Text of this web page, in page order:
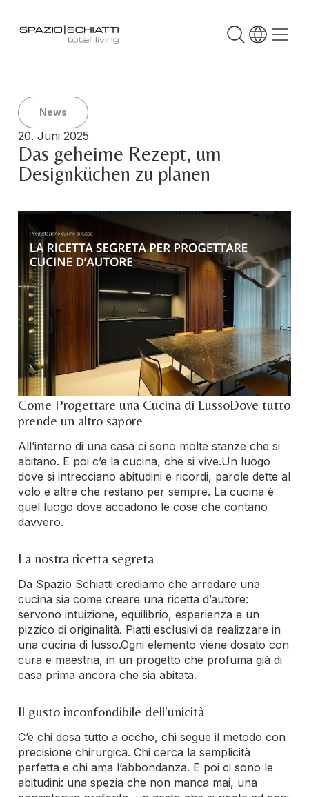
News
20. Juni 2025
Das geheime Rezept, um
Designküchen zu planen
Come Progettare una Cucina di LussoDove tutto
prende un altro sapore
All’interno di una casa ci sono molte stanze che si
abitano. E poi c’è la cucina, che si vive.Un luogo
dove si intrecciano abitudini e ricordi, parole dette al
volo e altre che restano per sempre. La cucina è
quel luogo dove accadono le cose che contano
davvero.
La nostra ricetta segreta
Da Spazio Schiatti crediamo che arredare una
cucina sia come creare una ricetta d’autore:
servono intuizione, equilibrio, esperienza e un
pizzico di originalità. Piatti esclusivi da realizzare in
una cucina di lusso.Ogni elemento viene dosato con
cura e maestria, in un progetto che profuma già di
casa prima ancora che sia abitata.
Il gusto inconfondibile dell'unicità
C’è chi dosa tutto a occho, chi segue il metodo con
precisione chirurgica. Chi cerca la semplicità
perfetta e chi ama l’abbondanza. E poi ci sono le
abitudini: una spezia che non manca mai, una